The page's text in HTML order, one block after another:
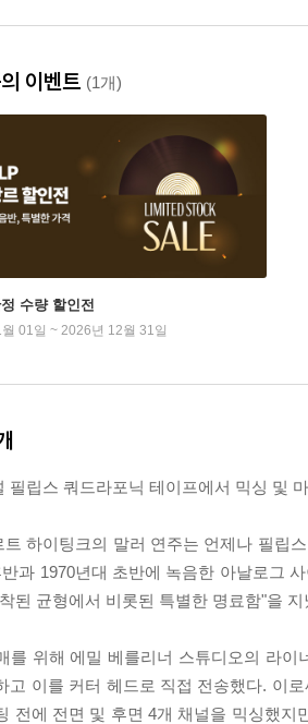
이벤트 (1개)
수량 할인전
01일 ~ 2026년 12월 31일
필립스 쿼드라포닉 테이프에서 믹싱 및
트 하이팅크의 말러 연주는 언제나 필립
과 1970년대 초반에 녹음한 아날로그
된 균형에서 비롯된 특별한 명료함"을
를 위해 에밀 베를리너 스튜디오의 라
고 이를 커터 헤드로 직접 전송했다. 이
전에 전면 및 후면 4개 채널을 믹싱했